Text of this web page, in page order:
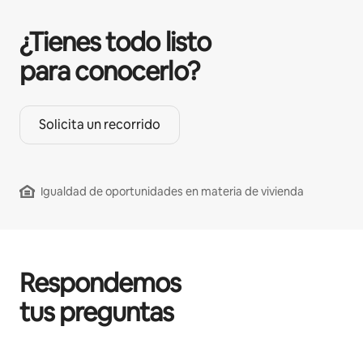
¿Tienes todo listo
para conocerlo?
Solicita un recorrido
Igualdad de oportunidades en materia de vivienda
Respondemos
tus preguntas